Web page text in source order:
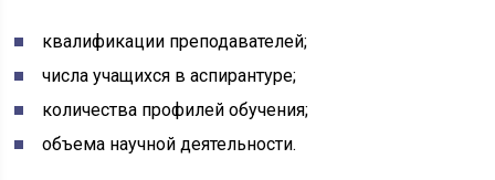
квалификации преподавателей;
числа учащихся в аспирантуре;
количества профилей обучения;
объема научной деятельности.